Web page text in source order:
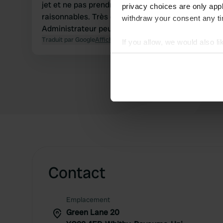
privacy choices are only
withdraw your consent any
If you allow, we would also
Collect information
Find out more about how
jet et ne pas prendre la température. Places
raisonnables. Très cher 35 £ = plus de 40 £.
Administrateur peu aimable.
Traduit par GoogleAfficher l'original
Contact
Emplacement
Green Lane 20